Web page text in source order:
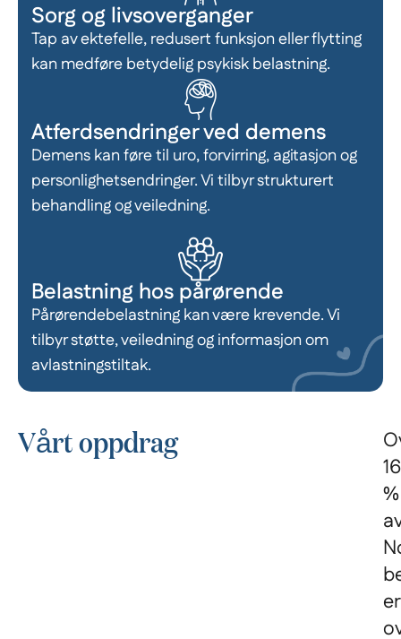
Sorg og livsoverganger
Tap av ektefelle, redusert funksjon eller flytting
kan medføre betydelig psykisk belastning.
Atferdsendringer ved demens
Demens kan føre til uro, forvirring, agitasjon og
personlighetsendringer. Vi tilbyr strukturert
behandling og veiledning.
Belastning hos pårørende
Pårørendebelastning kan være krevende. Vi
tilbyr støtte, veiledning og informasjon om
avlastningstiltak.
Vårt oppdrag
16
%
er